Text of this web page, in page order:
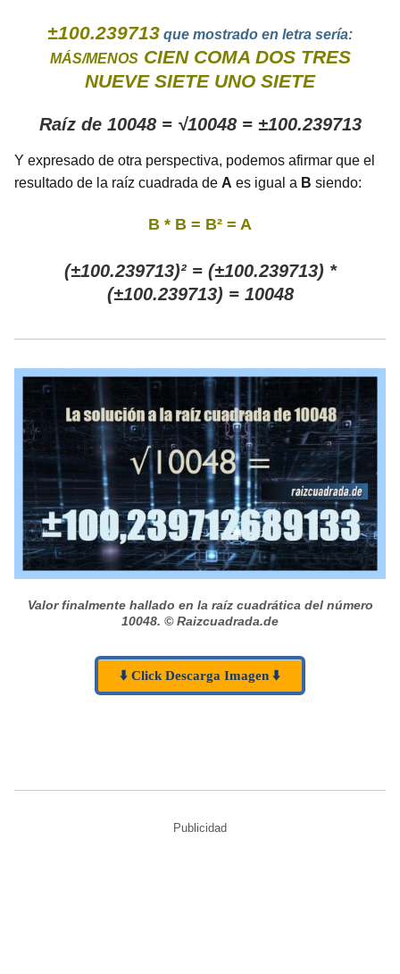
±100.239713 que mostrado en letra sería:
MÁS/MENOS CIEN COMA DOS TRES
NUEVE SIETE UNO SIETE
Raíz de 10048 = √10048 = ±100.239713
Y expresado de otra perspectiva, podemos afirmar que el
resultado de la raíz cuadrada de A es igual a B siendo:
B * B = B² = A
(±100.239713)² = (±100.239713) *
(±100.239713) = 10048
Valor finalmente hallado en la raíz cuadrática del número
10048. © Raizcuadrada.de
⬇️ Click Descarga Imagen ⬇️
Publicidad